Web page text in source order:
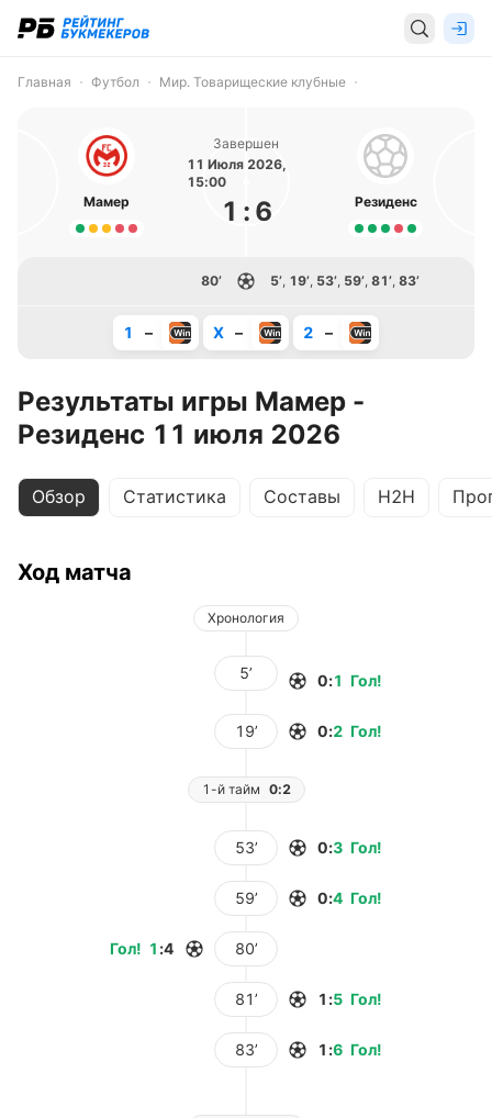
Главная Футбол Мир. Товарищеские клубные
Мамер
Завершен
11 Июля 2026,
15:00
1 : 6 Резиденс
80’ 5’, 19’, 53’, 59’, 81’, 83’
1 – X – 2 –
Результаты игры Мамер -
Резиденс 11 июля 2026
Обзор Статистика Составы H2H
Ход матча
Хронология
5’ Гол!
0:1
19’ Гол!
0:2
1-й тайм 0:2
53’ Гол!
0:3
59’ Гол!
0:4
Гол! 1 :4 80’
81’ Гол!
1 :5
83’ Гол!
1 :6